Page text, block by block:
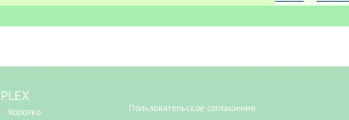
PLEX
Коротко
Пользовательское соглашение